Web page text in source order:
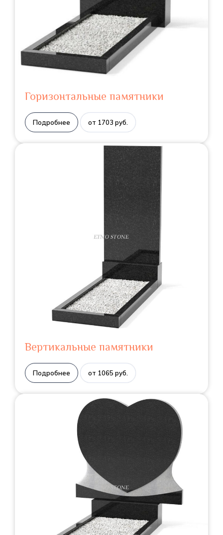
Горизонтальные памятники
Подробнее от 1703 руб.
Вертикальные памятники
Подробнее от 1065 руб.